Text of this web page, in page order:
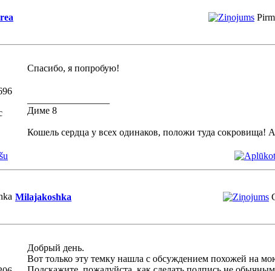
Спасибо, я попробую!
Диме 8
Кошель сердца у всех одинаков, положи туда сокровища!
Milajakoshka
Добрый день.
Вот только эту темку нашла с обсуждением похожей на